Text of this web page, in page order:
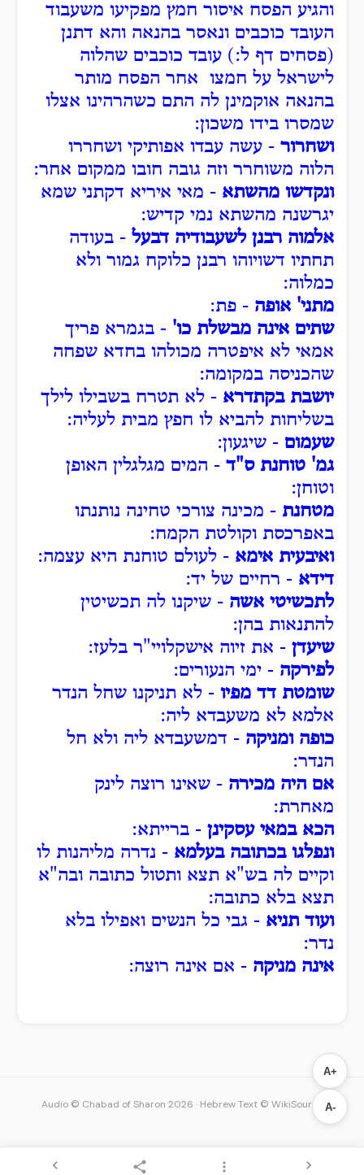
והגיע הפסח איסור חמץ מפקיעו משעבוד
העובד כוכבים ונאסר בהנאה והא דתנן
(פסחים דף ל:) עובד כוכבים שהלוה
לישראל על חמצו אחר הפסח מותר
בהנאה אוקמינן לה התם כשהרהינו אצלו
שמסרו בידו משכון:
ושחרור - עשה עבדו אפותיקי ושחררו
הלוה משוחרר וזה גובה חובו ממקום אחר:
ונקדשו מהשתא - מאי איריא דקתני שמא
יגרשנה מהשתא נמי קדיש:
אלמוה רבנן לשעבודיה דבעל - בעודה
תחתיו דשויוהו רבנן כלוקח גמור ולא
כמלוה:
מתני' אופה - פת:
שתים אינה מבשלת כו' - בגמרא פריך
אמאי לא איפטרה מכולהו בחדא שפחה
שהכניסה במקומה:
יושבת בקתדרא - לא תטרח בשבילו לילך
בשליחות להביא לו חפץ מבית לעליה:
שעמום - שיגעון:
גמ' טוחנת ס"ד - המים מגלגלין האופן
וטוחן:
מטחנת - מכינה צורכי טחינה נותנתו
באפרכסת וקולטת הקמח:
ואיבעית אימא - לעולם טוחנת היא עצמה:
דידא - רחיים של יד:
לתכשיטי אשה - שיקנו לה תכשיטין
להתנאות בהן:
שיעדן - את זיוה אישקלויי"ר בלעז:
לפירקה - ימי הנעורים:
שומטת דד מפיו - לא תניקנו שחל הנדר
אלמא לא משעבדא ליה:
כופה ומניקה - דמשעבדא ליה ולא חל
הנדר:
אם היה מכירה - שאינו רוצה לינק
מאחרת:
הכא במאי עסקינן - ברייתא:
ונפלגו בכתובה בעלמא - נדרה מליהנות לו
וקיים לה בש"א תצא ותטול כתובה ובה"א
תצא בלא כתובה:
ועוד תניא - גבי כל הנשים ואפילו בלא
נדר:
אינה מניקה - אם אינה רוצה:
A+
A-
Audio © Chabad of Sharon 2026 · Hebrew Text © WikiSource